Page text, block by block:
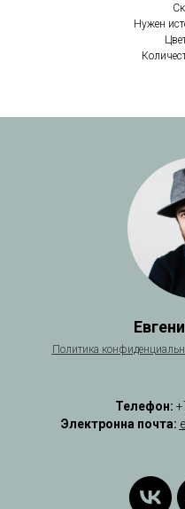
Нужен
Политика
Телефон:
Электронна почта: